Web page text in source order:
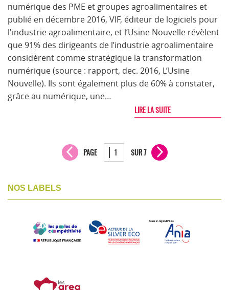
numérique des PME et groupes agroalimentaires et
publié en décembre 2016, VIF, éditeur de logiciels pour
l'industrie agroalimentaire, et l’Usine Nouvelle révèlent
que 91% des dirigeants de l’industrie agroalimentaire
considèrent comme stratégique la transformation
numérique (source : rapport, dec. 2016, L’Usine
Nouvelle). Ils sont également plus de 60% à constater,
grâce au numérique, une…
LIRE LA SUITE
PAGE SUR 7
NOS LABELS